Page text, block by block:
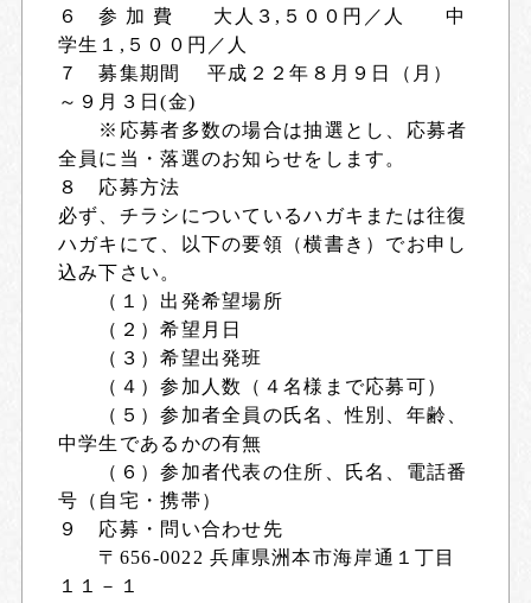
６ 参 加 費 大人３,５００円／人 中
学生１,５００円／人
７ 募集期間 平成２２年８月９日（月）
～９月３日(金)
※応募者多数の場合は抽選とし、応募者
全員に当・落選のお知らせをします。
８ 応募方法
必ず、チラシについているハガキまたは往復
ハガキにて、以下の要領（横書き）でお申し
込み下さい。
（１）出発希望場所
（２）希望月日
（３）希望出発班
（４）参加人数（４名様まで応募可）
（５）参加者全員の氏名、性別、年齢、
中学生であるかの有無
（６）参加者代表の住所、氏名、電話番
号（自宅・携帯）
９ 応募・問い合わせ先
〒656-0022 兵庫県洲本市海岸通１丁目
１１－１